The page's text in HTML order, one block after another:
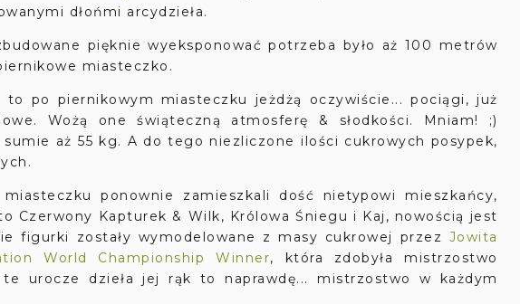
dłońmi arcydzieła.
pięknie wyeksponować potrzeba było aż 100 metrów
miasteczko.
po piernikowym miasteczku jeżdżą oczywiście... pociągi, już
Wożą one świąteczną atmosferę & słodkości. Mniam! ;)
aż 55 kg. A do tego niezliczone ilości cukrowych posypek,
ponownie zamieszkali dość nietypowi mieszkańcy,
Czerwony Kapturek & Wilk, Królowa Śniegu i Kaj, nowością jest
figurki zostały wymodelowane z masy cukrowej przez Jowita
World Championship Winner, która zdobyła mistrzostwo
urocze dzieła jej rąk to naprawdę... mistrzostwo w każdym